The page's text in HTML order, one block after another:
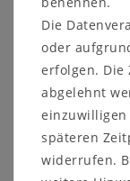
Maße:
1
1
4
Maße:
Die
oder
erfolgen. Die
abgelehnt
späteren
widerrufen.